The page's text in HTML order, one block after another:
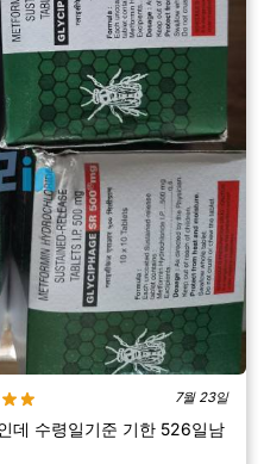
7월 23일
데 수령일기준 기한 526일남